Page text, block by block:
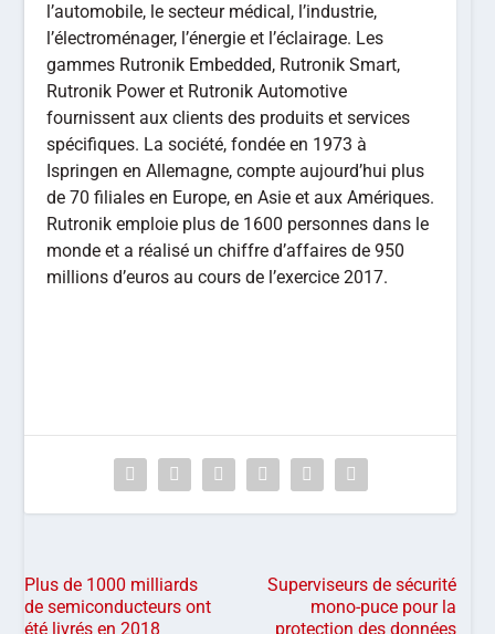
l’automobile, le secteur médical, l’industrie,
l’électroménager, l’énergie et l’éclairage. Les
gammes Rutronik Embedded, Rutronik Smart,
Rutronik Power et Rutronik Automotive
fournissent aux clients des produits et services
spécifiques. La société, fondée en 1973 à
Ispringen en Allemagne, compte aujourd’hui plus
de 70 filiales en Europe, en Asie et aux Amériques.
Rutronik emploie plus de 1600 personnes dans le
monde et a réalisé un chiffre d’affaires de 950
millions d’euros au cours de l’exercice 2017.
Plus de 1000 milliards
de semiconducteurs ont
été livrés en 2018
Superviseurs de sécurité
mono-puce pour la
protection des données